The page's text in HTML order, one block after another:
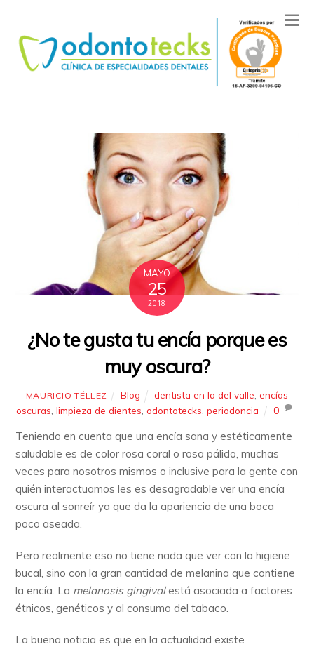
MAYO
25
2018
¿No te gusta tu encía porque es
muy oscura?
MAURICIO TÉLLEZ Blog dentista en la del valle ,encías
oscuras ,limpieza de dientes ,odontotecks ,periodoncia 0
Teniendo en cuenta que una encía sana y estéticamente
saludable es de color rosa coral o rosa pálido, muchas
veces para nosotros mismos o inclusive para la gente con
quién interactuamos les es desagradable ver una encía
oscura al sonreír ya que da la apariencia de una boca
poco aseada.
Pero realmente eso no tiene nada que ver con la higiene
bucal, sino con la gran cantidad de melanina que contiene
la encía. La melanosis gingivalestá asociada a factores
étnicos, genéticos y al consumo del tabaco.
La buena noticia es que en la actualidad existe